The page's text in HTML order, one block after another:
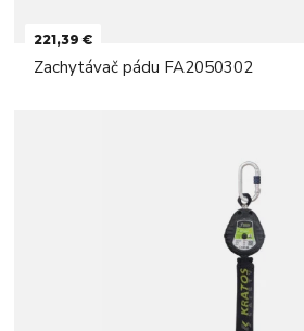
221,39 €
Zachytávač pádu FA2050302